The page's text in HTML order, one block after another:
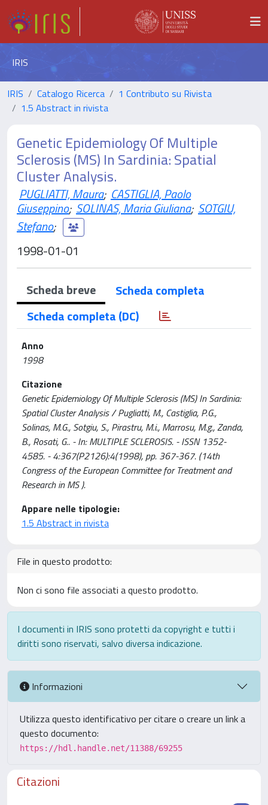
IRIS
IRIS Catalogo Ricerca
1 Contributo su Rivista
1.5 Abstract in rivista
Genetic Epidemiology Of Multiple
Sclerosis (MS) In Sardinia: Spatial
Cluster Analysis.
PUGLIATTI, Maura; CASTIGLIA, Paolo
Giuseppino; SOLINAS, Maria Giuliana; SOTGIU,
Stefano;
1998-01-01
Scheda breve
Scheda completa
Scheda completa (DC)
Anno
1998
Citazione
Genetic Epidemiology Of Multiple Sclerosis (MS) In Sardinia:
Spatial Cluster Analysis / Pugliatti, M., Castiglia, P.G.,
Solinas, M.G., Sotgiu, S., Pirastru, M.i., Marrosu, M.g., Zanda,
B., Rosati, G.. - In: MULTIPLE SCLEROSIS. - ISSN 1352-
4585. - 4:367(P2126):4(1998), pp. 367-367. (14th
Congress of the European Committee for Treatment and
Research in MS ).
Appare nelle tipologie:
1.5 Abstract in rivista
File in questo prodotto:
Non ci sono file associati a questo prodotto.
I documenti in IRIS sono protetti da copyright e tutti i
diritti sono riservati, salvo diversa indicazione.
Informazioni
Utilizza questo identificativo per citare o creare un link a
questo documento:
https://hdl.handle.net/11388/69255
Citazioni